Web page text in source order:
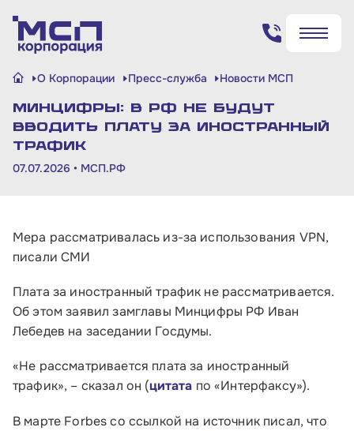
Найти
Поиск по сайту
✖
Найти
О Корпорации Пресс-служба Новости МСП
Минцифры: в РФ не будут
вводить плату за иностранный
трафик
07.07.2026 • МСП.РФ
Мера рассматривалась из-за использования VPN,
писали СМИ
Плата за иностранный трафик не рассматривается.
Об этом заявил замглавы Минцифры РФ Иван
Лебедев на заседании Госдумы.
«Не рассматривается плата за иностранный
трафик», – сказал он (цитата по «Интерфаксу»).
В марте Forbes со ссылкой на источник писал, что